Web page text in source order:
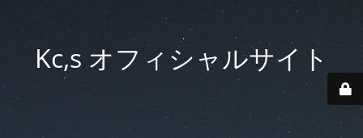
Kc,s オフィシャルサイト